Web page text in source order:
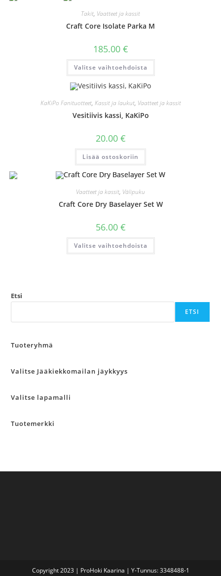
Takit, Vaatteet ja kassit
Craft Core Isolate Parka M
185.00 €
Valitse vaihtoehdoista
Tällä
on
tehdä
KaKiPo Fanituotteet, Kassit ja laukut, Vaatteet ja kassit
Vesitiivis kassi, KaKiPo
20.00 €
Lisää ostoskoriin
Vaatteet ja kassit, Välipuku
Craft Core Dry Baselayer Set W
56.00 €
Valitse vaihtoehdoista
Tällä
on
sivulla.
Etsi
ETSI
Tuoteryhmä
Valitse Jääkiekkomailan jäykkyys
Valitse lapamalli
Tuotemerkki
Copyright 2023 | ProHoki Kaarina | Y-Tunnus: 3348488-1